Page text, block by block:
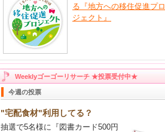
る『地方への移住促進プロ
ジェクト』
Weeklyゴーゴーリサーチ ★投票受付中★
今週の投票
"宅配食材"利用してる？
抽選で5名様に『図書カード500円